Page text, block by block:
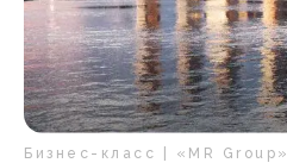
Бизнес-класс | «MR Group»